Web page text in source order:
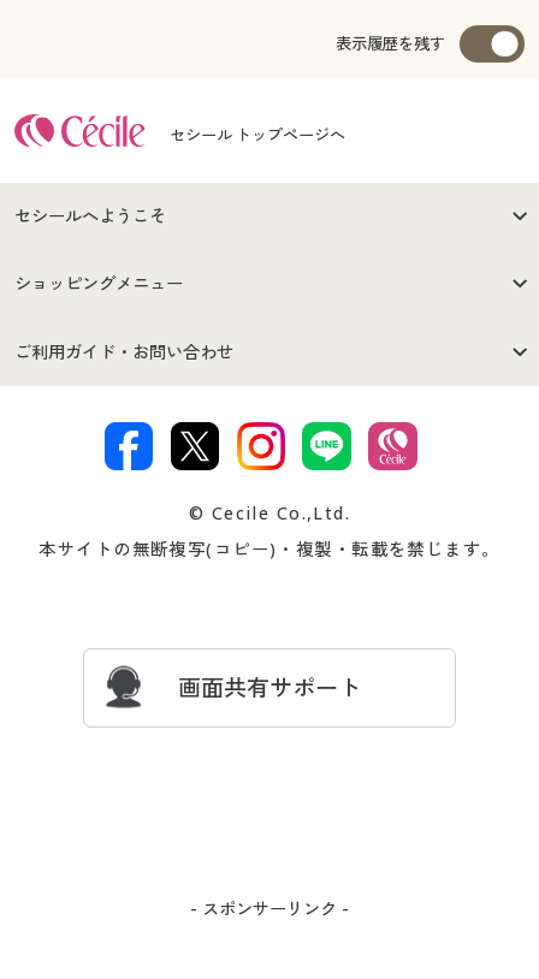
表示履歴を残す
セシール トップページへ
セシールへようこそ
はじめての方へ
セシールご利用規約
著作権・商標について 会社案内
ショッピングメニュー
商品カテゴリ
プレゼント＆キャンペーン サイトマップ
ご利用ガイド・お問い合わせ
交換・返品は お支払は
ついて
忘れの場合
© Cecile Co.,Ltd.
本サイトの無断複写(コピー)・複製・転載を禁じます。
画面共有サポート
- スポンサーリンク -